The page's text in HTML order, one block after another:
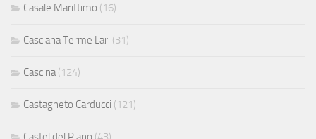
Casale Marittimo (16)
Casciana Terme Lari (31)
Cascina (124)
Castagneto Carducci (121)